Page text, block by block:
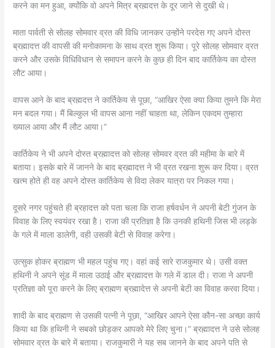
करने का मन हुआ, क्योंकि वो अपने मित्र ब्रह्मदत्त के दूर जाने से दुखी थे।
माता पार्वती से सोलह सोमवार व्रत की विधि जानकर उन्होंने परदेस गए अपने दोस्त
ब्रह्मादत्त की वापसी की मनोकामना के साथ व्रत शुरू किया। पूरे सोलह सोमवार व्रत
करने और उसके विधिविधान से समापन करने के कुछ ही दिन बाद कार्तिकेय का दोस्त
लौट आया।
वापस आने के बाद ब्रह्मदत्त ने कार्तिकेय से पूछा, “आखिर ऐसा क्या किया तुमने कि मेरा
मन बदल गया। मैं बिल्कुल भी वापस आना नहीं चाहता था, लेकिन एकदम तुम्हारा
ख्याल आया और मैं लौट आया।”
कार्तिकेय ने भी अपने दोस्त ब्रह्मादत्त को सोलह सोमवर व्रत की महीमा के बारे में
बताया। इसके बारे में जानने के बाद ब्रह्मादत्त ने भी व्रत रखना शुरू कर दिया। व्रत
खत्म होते ही वह अपने दोस्त कार्तिकेय से विदा लेकर यात्रा पर निकल गया।
दूसरे नगर पहुंचते ही ब्रहादत्त को पता चला कि राजा हर्षवर्धन ने अपनी बेटी गुंजन के
विवाह के लिए स्वयंवर रखा है। राजा की प्रतिज्ञा है कि उनकी हथिनी जिस भी लड़के
के गले में माला डालेगी, वही उसकी बेटी से विवाह करेगा।
उत्सुक होकर ब्राह्मण भी महल पहुंच गए। वहां कई सारे राजकुमार थे। उसी वक्त
हथिनी ने अपने सूंड में माला उठाई और ब्रह्मादत्त के गले में डाल दी। राजा ने अपनी
प्रतिज्ञा को पूरा करने के लिए ब्राह्मण ब्रह्मादेत्त से अपनी बेटी का विवाह करवा दिया।
शादी के बाद ब्राह्मण से उसकी पत्नी ने पूछा, “आखिर आपने ऐसा कौन-सा अच्छा कार्य
किया था कि हथिनी ने सबको छोड़कर आपको मेरे लिए चुना।” ब्रह्मादत्त ने उसे सोलह
सोमवार व्रत के बारे में बताया। राजकुमारी ने यह सब जानने के बाद अपने पति से